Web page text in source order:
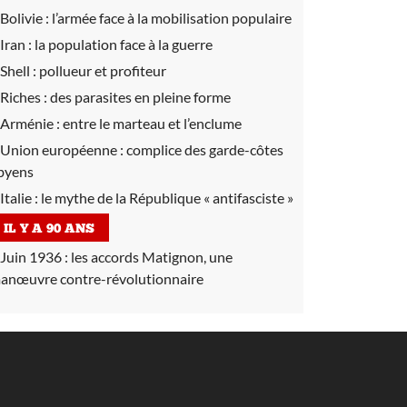
Bolivie : l’armée face à la mobilisation populaire
Iran : la population face à la guerre
Shell : pollueur et profiteur
Riches : des parasites en pleine forme
Arménie : entre le marteau et l’enclume
Union européenne : complice des garde-côtes
Italie : le mythe de la République « antifasciste »
IL Y A 90 ANS
Juin 1936 : les accords Matignon, une
contre-révolutionnaire